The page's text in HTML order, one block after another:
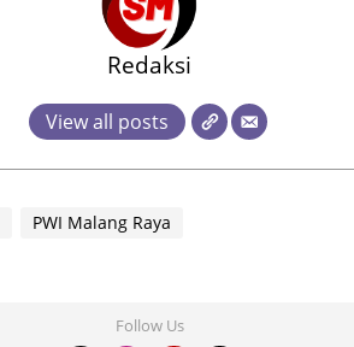
Redaksi
View all posts
PWI Malang Raya
Follow Us